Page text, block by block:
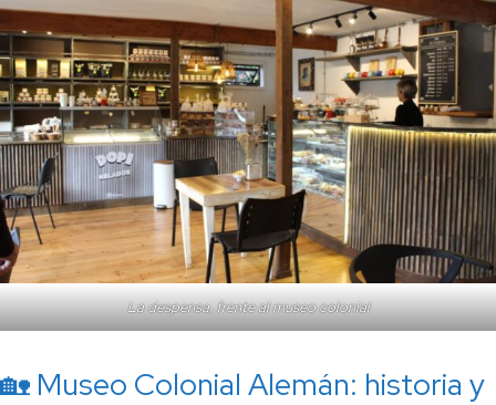
La despensa, frente al museo colonial
🏡 Museo Colonial Alemán: historia y